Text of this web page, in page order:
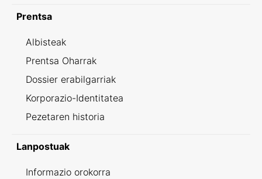
Prentsa
Albisteak
Prentsa Oharrak
Dossier erabilgarriak
Korporazio-Identitatea
Pezetaren historia
Lanpostuak
Informazio orokorra